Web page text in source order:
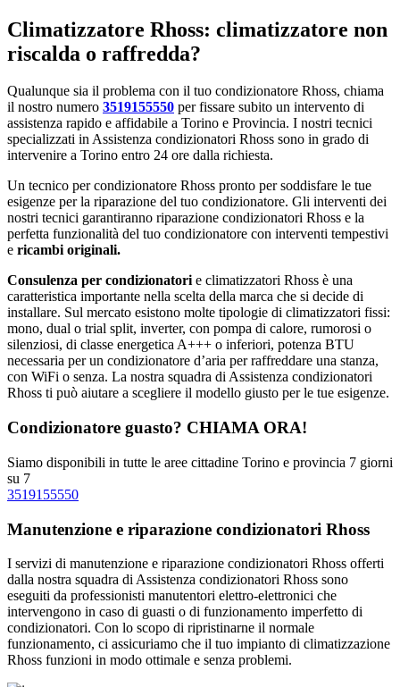
Climatizzatore Rhoss: climatizzatore non
riscalda o raffredda?
Qualunque sia il problema con il tuo condizionatore Rhoss, chiama
il nostro numero 3519155550 per fissare subito un intervento di
assistenza rapido e affidabile a Torino e Provincia. I nostri tecnici
specializzati in Assistenza condizionatori Rhoss sono in grado di
intervenire a Torino entro 24 ore dalla richiesta.
Un tecnico per condizionatore Rhoss pronto per soddisfare le tue
esigenze per la riparazione del tuo condizionatore. Gli interventi dei
nostri tecnici garantiranno riparazione condizionatori Rhoss e la
perfetta funzionalità del tuo condizionatore con interventi tempestivi
e ricambi originali.
Consulenza per condizionatorie climatizzatori Rhoss è una
caratteristica importante nella scelta della marca che si decide di
installare. Sul mercato esistono molte tipologie di climatizzatori fissi:
mono, dual o trial split, inverter, con pompa di calore, rumorosi o
silenziosi, di classe energetica A+++ o inferiori, potenza BTU
necessaria per un condizionatore d’aria per raffreddare una stanza,
con WiFi o senza. La nostra squadra di Assistenza condizionatori
Rhoss ti può aiutare a scegliere il modello giusto per le tue esigenze.
Condizionatore guasto? CHIAMA ORA!
Siamo disponibili in tutte le aree cittadine Torino e provincia 7 giorni
su 7
3519155550
Manutenzione e riparazione condizionatori Rhoss
I servizi di manutenzione e riparazione condizionatori Rhoss offerti
dalla nostra squadra di Assistenza condizionatori Rhoss sono
eseguiti da professionisti manutentori elettro-elettronici che
intervengono in caso di guasti o di funzionamento imperfetto di
condizionatori. Con lo scopo di ripristinarne il normale
funzionamento, ci assicuriamo che il tuo impianto di climatizzazione
Rhoss funzioni in modo ottimale e senza problemi.